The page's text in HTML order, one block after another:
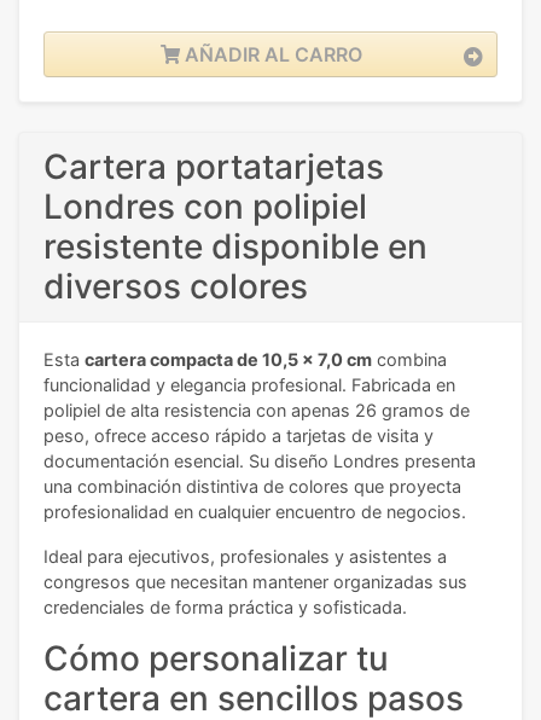
AÑADIR AL CARRO
Cartera portatarjetas
Londres con polipiel
resistente disponible en
diversos colores
Esta cartera compacta de 10,5 x 7,0 cm combina
funcionalidad y elegancia profesional. Fabricada en
polipiel de alta resistencia con apenas 26 gramos de
peso, ofrece acceso rápido a tarjetas de visita y
documentación esencial. Su diseño Londres presenta
una combinación distintiva de colores que proyecta
profesionalidad en cualquier encuentro de negocios.
Ideal para ejecutivos, profesionales y asistentes a
congresos que necesitan mantener organizadas sus
credenciales de forma práctica y sofisticada.
Cómo personalizar tu
cartera en sencillos pasos